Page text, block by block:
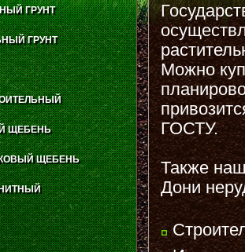
Можно
ГОСТУ.
Также
Дони
ГРУНТ
ГРУНТ
ЩЕБЕНЬ
ЩЕБЕНЬ